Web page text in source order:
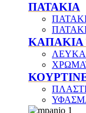
ΠΑΤΑΚΙΑ
ΚΑΠΑΚΙΑ